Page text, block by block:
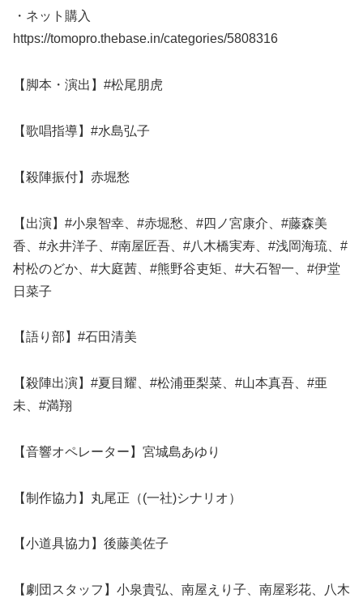
・ネット購入
https://tomopro.thebase.in/categories/5808316
【脚本・演出】#松尾朋虎
【歌唱指導】#水島弘子
【殺陣振付】赤堀愁
【出演】#小泉智幸、#赤堀愁、#四ノ宮康介、#藤森美
香、#永井洋子、#南屋匠吾、#八木橋実寿、#浅岡海琉、#
村松のどか、#大庭茜、#熊野谷吏矩、#大石智一、#伊堂
日菜子
【語り部】#石田清美
【殺陣出演】#夏目耀、#松浦亜梨菜、#山本真吾、#亜
未、#満翔
【音響オペレーター】宮城島あゆり
【制作協力】丸尾正（(一社)シナリオ）
【小道具協力】後藤美佐子
【劇団スタッフ】小泉貴弘、南屋えり子、南屋彩花、八木